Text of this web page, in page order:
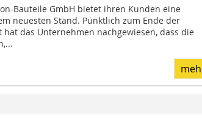
Bauteile GmbH bietet ihren Kunden eine
neuesten Stand. Pünktlich zum Ende der
hat das Unternehmen nachgewiesen, dass die